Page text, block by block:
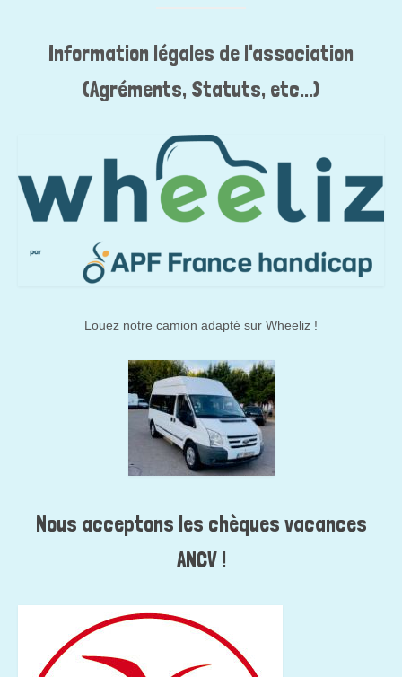
Information légales de l'association
(Agréments, Statuts, etc...)
Louez notre camion adapté sur Wheeliz !
Nous acceptons les chèques vacances
ANCV !